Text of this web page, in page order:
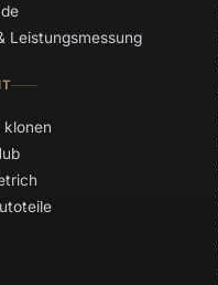
Leistungsmessung
klonen